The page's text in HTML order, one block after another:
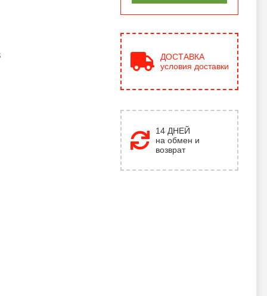
ДОСТАВКА
условия доставки
14 ДНЕЙ
на обмен и
возврат